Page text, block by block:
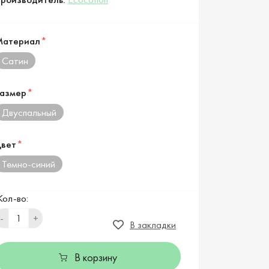
*
Сатин
*
Двуспальный
*
Темно-синий
во:
-
+
В закладки
В корзину